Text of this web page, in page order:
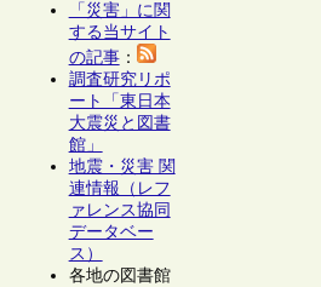
「災害」に関
する当サイト
の記事：
調査研究リポ
ート「東日本
大震災と図書
館」
地震・災害 関
連情報（レフ
ァレンス協同
データベー
ス）
各地の図書館